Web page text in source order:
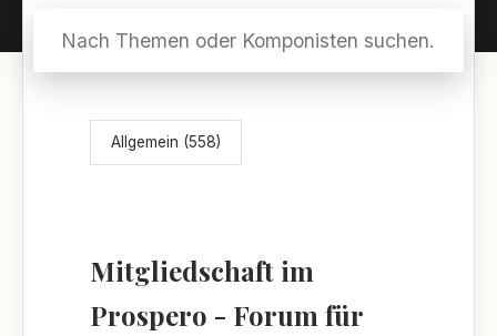
Themenübersicht
Allgemein (558)
Mitgliedschaft im
Prospero - Forum für